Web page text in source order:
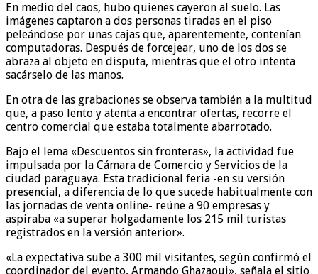
En medio del caos, hubo quienes cayeron al suelo. Las
imágenes captaron a dos personas tiradas en el piso
peleándose por unas cajas que, aparentemente, contenían
computadoras. Después de forcejear, uno de los dos se
abraza al objeto en disputa, mientras que el otro intenta
sacárselo de las manos.
En otra de las grabaciones se observa también a la multitud
que, a paso lento y atenta a encontrar ofertas, recorre el
centro comercial que estaba totalmente abarrotado.
Bajo el lema «Descuentos sin fronteras», la actividad fue
impulsada por la Cámara de Comercio y Servicios de la
ciudad paraguaya. Esta tradicional feria -en su versión
presencial, a diferencia de lo que sucede habitualmente con
las jornadas de venta online- reúne a 90 empresas y
aspiraba «a superar holgadamente los 215 mil turistas
registrados en la versión anterior».
«La expectativa sube a 300 mil visitantes, según confirmó el
coordinador del evento, Armando Ghazaoui», señala el sitio